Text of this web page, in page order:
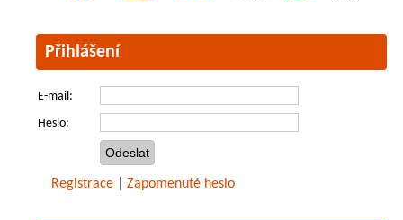
Přihlášení
E-mail:
Heslo:
Registrace Zapomenuté heslo